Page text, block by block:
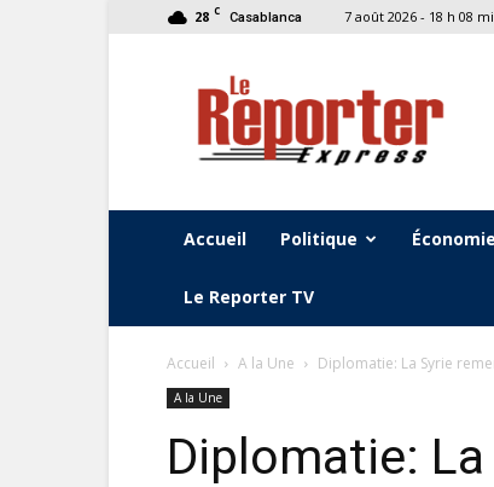
28 C Casablanca 7 août 2026 - 18 h 08
Le
Reporter
Express
Accueil Politique
Le Reporter TV
Accueil A la Une Diplomatie: La Syrie
A la Une
Diplomatie: